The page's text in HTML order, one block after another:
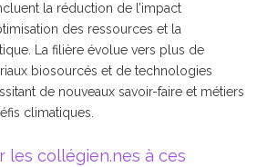
la réduction de l’impact
des ressources et la
La filière évolue vers plus de
biosourcés et de technologies
de nouveaux savoir-faire et métiers
climatiques.
les collégien.nes à ces